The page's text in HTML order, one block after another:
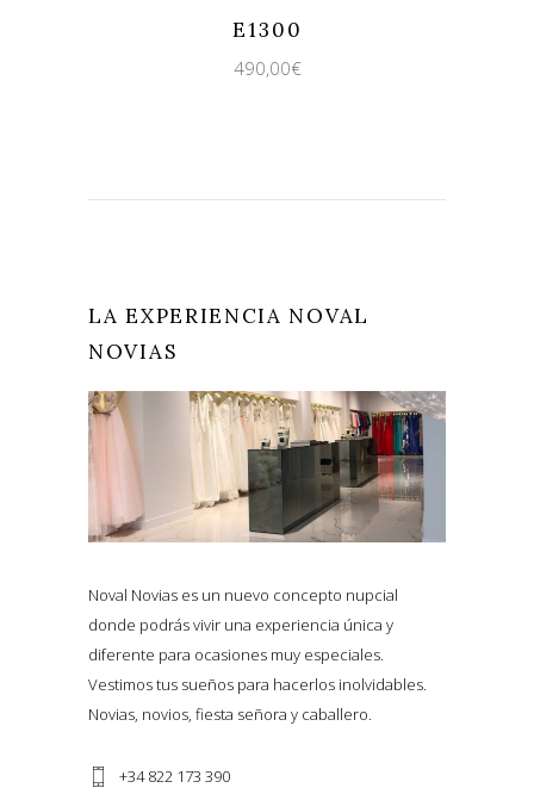
E1300
490,00€
LA EXPERIENCIA NOVAL
NOVIAS
Noval Novias es un nuevo concepto nupcial
donde podrás vivir una experiencia única y
diferente para ocasiones muy especiales.
Vestimos tus sueños para hacerlos inolvidables.
Novias, novios, fiesta señora y caballero.
+34 822 173 390